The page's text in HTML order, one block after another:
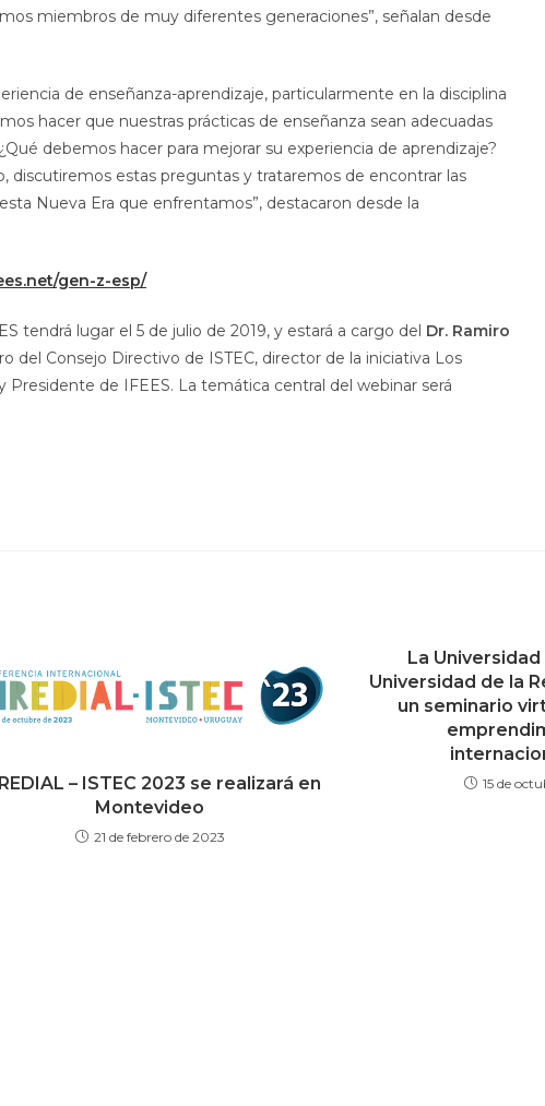
miembros de muy diferentes generaciones”, señalan desde
de enseñanza-aprendizaje, particularmente en la disciplina
hacer que nuestras prácticas de enseñanza sean adecuadas
debemos hacer para mejorar su experiencia de aprendizaje?
discutiremos estas preguntas y trataremos de encontrar las
Nueva Era que enfrentamos”, destacaron desde la
gen-z-esp/
tendrá lugar el 5 de julio de 2019, y estará a cargo del Dr. Ramiro
del Consejo Directivo de ISTEC, director de la iniciativa Los
Presidente de IFEES. La temática central del webinar será
– ISTEC 2023 se realizará en
Montevideo
21 de febrero de 2023
La Universidad
Universidad de la
un seminario
15 de